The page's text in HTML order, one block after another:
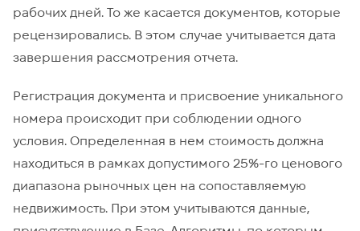
рабочих дней. То же касается документов, которые
рецензировались. В этом случае учитывается дата
завершения рассмотрения отчета.
Регистрация документа и присвоение уникального
номера происходит при соблюдении одного
условия. Определенная в нем стоимость должна
находиться в рамках допустимого 25%-го ценового
диапазона рыночных цен на сопоставляемую
недвижимость. При этом учитываются данные,